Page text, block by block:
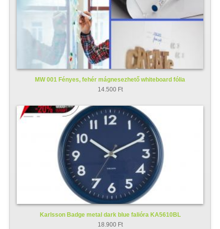
MW 001 Fényes, fehér mágnesezhető whiteboard fólia
14.500 Ft
Karlsson Badge metal dark blue falióra KA5610BL
18.900 Ft